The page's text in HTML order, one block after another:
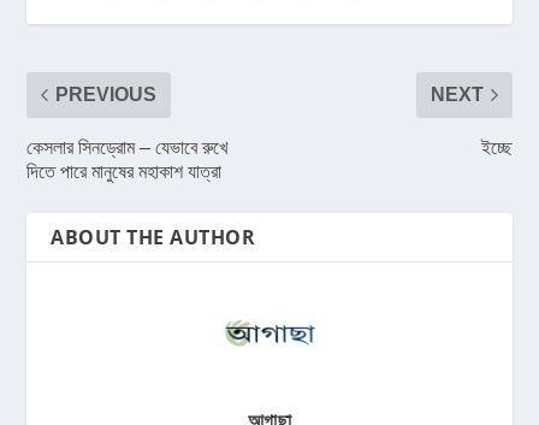
PREVIOUS
কেসলার সিনড্রোম – যেভাবে রুখে
দিতে পারে মানুষের মহাকাশ যাত্রা
NEXT
ইচ্ছে
ABOUT THE AUTHOR